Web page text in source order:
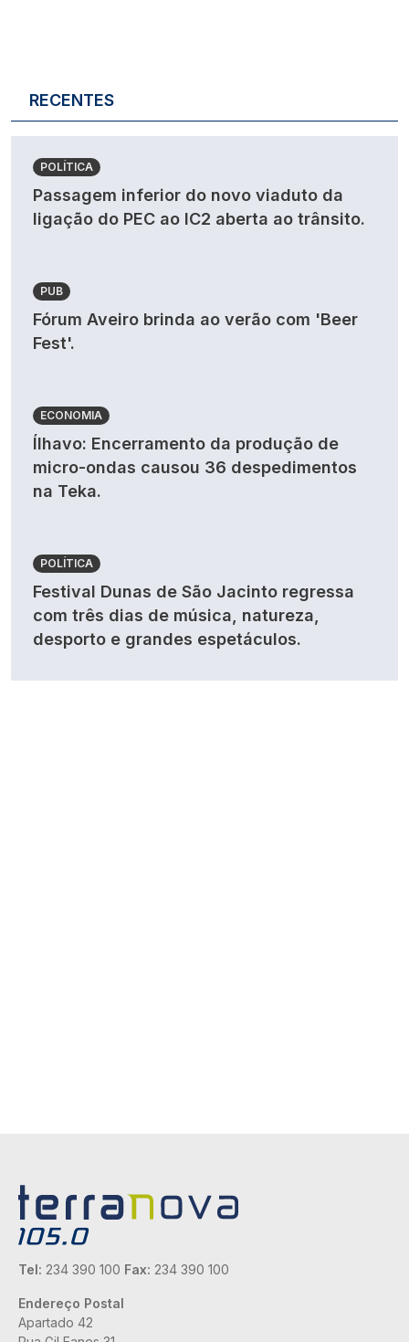
RECENTES
POLÍTICA
Passagem inferior do novo viaduto da
ligação do PEC ao IC2 aberta ao trânsito.
PUB
Fórum Aveiro brinda ao verão com 'Beer
Fest'.
ECONOMIA
Ílhavo: Encerramento da produção de
micro-ondas causou 36 despedimentos
na Teka.
POLÍTICA
Festival Dunas de São Jacinto regressa
com três dias de música, natureza,
desporto e grandes espetáculos.
Tel: 234 390 100 Fax: 234 390 100
Endereço Postal
Apartado 42